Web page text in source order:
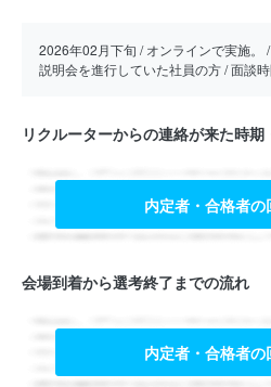
2026年02月下旬 / オンラインで実施。
説明会を進行していた社員の方 / 面談
リクルーターからの連絡が来た時期
内定者・合格者の
会場到着から選考終了までの流れ
内定者・合格者の